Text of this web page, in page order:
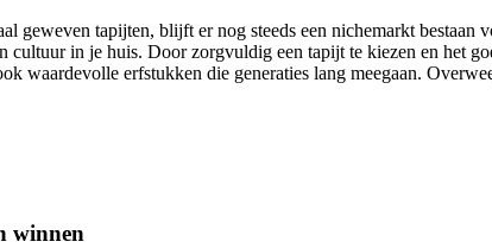
geweven tapijten, blijft er nog steeds een nichemarkt
cultuur in je huis. Door zorgvuldig een tapijt te kiezen en het
waardevolle erfstukken die generaties lang meegaan.
winnen